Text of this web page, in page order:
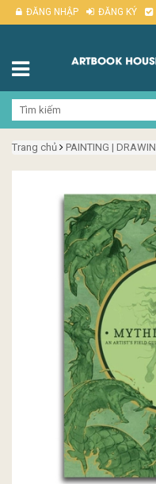
ĐĂNG NHẬP ĐĂNG KÝ
Trang chủ PAINTING |